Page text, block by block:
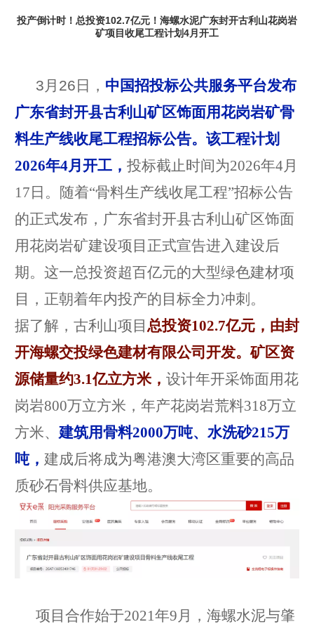
投产倒计时！总投资102.7亿元！海螺水泥广东封开古利山花岗岩
矿项目收尾工程计划4月开工
3月26日， 中国招投标公共服务平台发布
广东省封开县古利山矿区饰面用花岗岩矿骨
料生产线收尾工程招标公告。该工程计划
2026年4月开工， 投标截止时间为2026年4月
17日。随着“骨料生产线收尾工程”招标公告
的正式发布，广东省封开县古利山矿区饰面
用花岗岩矿建设项目正式宣告进入建设后
期。这一总投资超百亿元的大型绿色建材项
目，正朝着年内投产的目标全力冲刺。
据了解，古利山项目 总投资102.7亿元，由封
开海螺交投绿色建材有限公司开发。矿区资
源储量约3.1亿立方米， 设计年开采饰面用花
岗岩800万立方米，年产花岗岩荒料318万立
方米、 建筑用骨料2000万吨、水洗砂215万
吨， 建成后将成为粤港澳大湾区重要的高品
质砂石骨料供应基地。
项目合作始于2021年9月，海螺水泥与肇